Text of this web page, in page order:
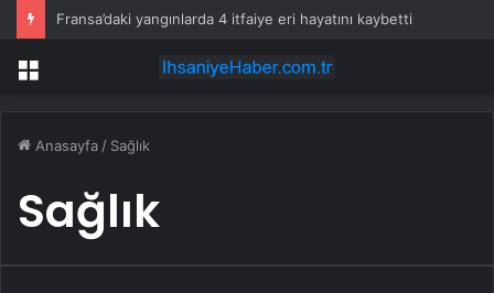
Fransa’daki yangınlarda 4 itfaiye eri hayatını kaybetti
Menü
Anasayfa / Sağlık
Sağlık